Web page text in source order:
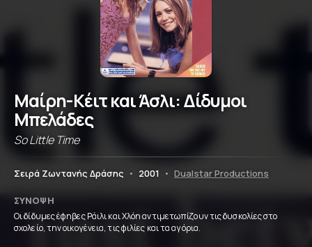
Μαίρη-Κέιτ και Άσλι: Δίδυμοι
Μπελάδες
So Little Time
Σειρά Ζωντανής Δράσης • 2001 • Dualstar Productions
ΣΎΝΟΨΗ
Οι δίδυμες έφηβες Ράιλι και Χλόη αντιμετωπίζουν τις δυσκολίες στο
σχολείο, την οικογένεια, τις φιλίες και τα αγόρια.